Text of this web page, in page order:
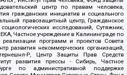
центр по правам человека,
гражданских инициатив и социального
правозащитный центр, Гражданское
исследований, Сутяжник,
Частное учреждение в Калининграде по
реализации программ и проектов Совета
развития некоммерческих организаций,
Р, Центр Защиты Прав Средств
развития прессы - Сибирь, Частное
по административной поддержке